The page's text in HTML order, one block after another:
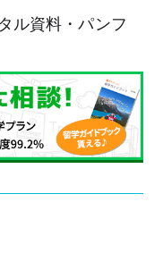
ル資料・パンフ